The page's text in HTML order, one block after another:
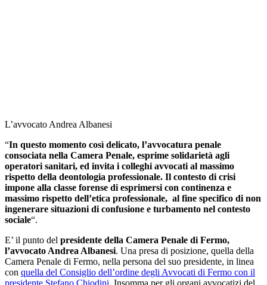
L’avvocato Andrea Albanesi
“In questo momento così delicato, l’avvocatura penale
consociata nella Camera Penale, esprime solidarietà agli
operatori sanitari, ed invita i colleghi avvocati al massimo
rispetto della deontologia professionale. Il contesto di crisi
impone alla classe forense di esprimersi con continenza e
massimo rispetto dell’etica professionale, al fine specifico di non
ingenerare situazioni di confusione e turbamento nel contesto
sociale“.
E’ il punto del presidente della Camera Penale di Fermo,
l’avvocato Andrea Albanesi. Una presa di posizione, quella della
Camera Penale di Fermo, nella persona del suo presidente, in linea
con quella del Consiglio dell’ordine degli Avvocati di Fermo con il
presidente Stefano Chiodini. Insomma per gli organi avvocatizi del